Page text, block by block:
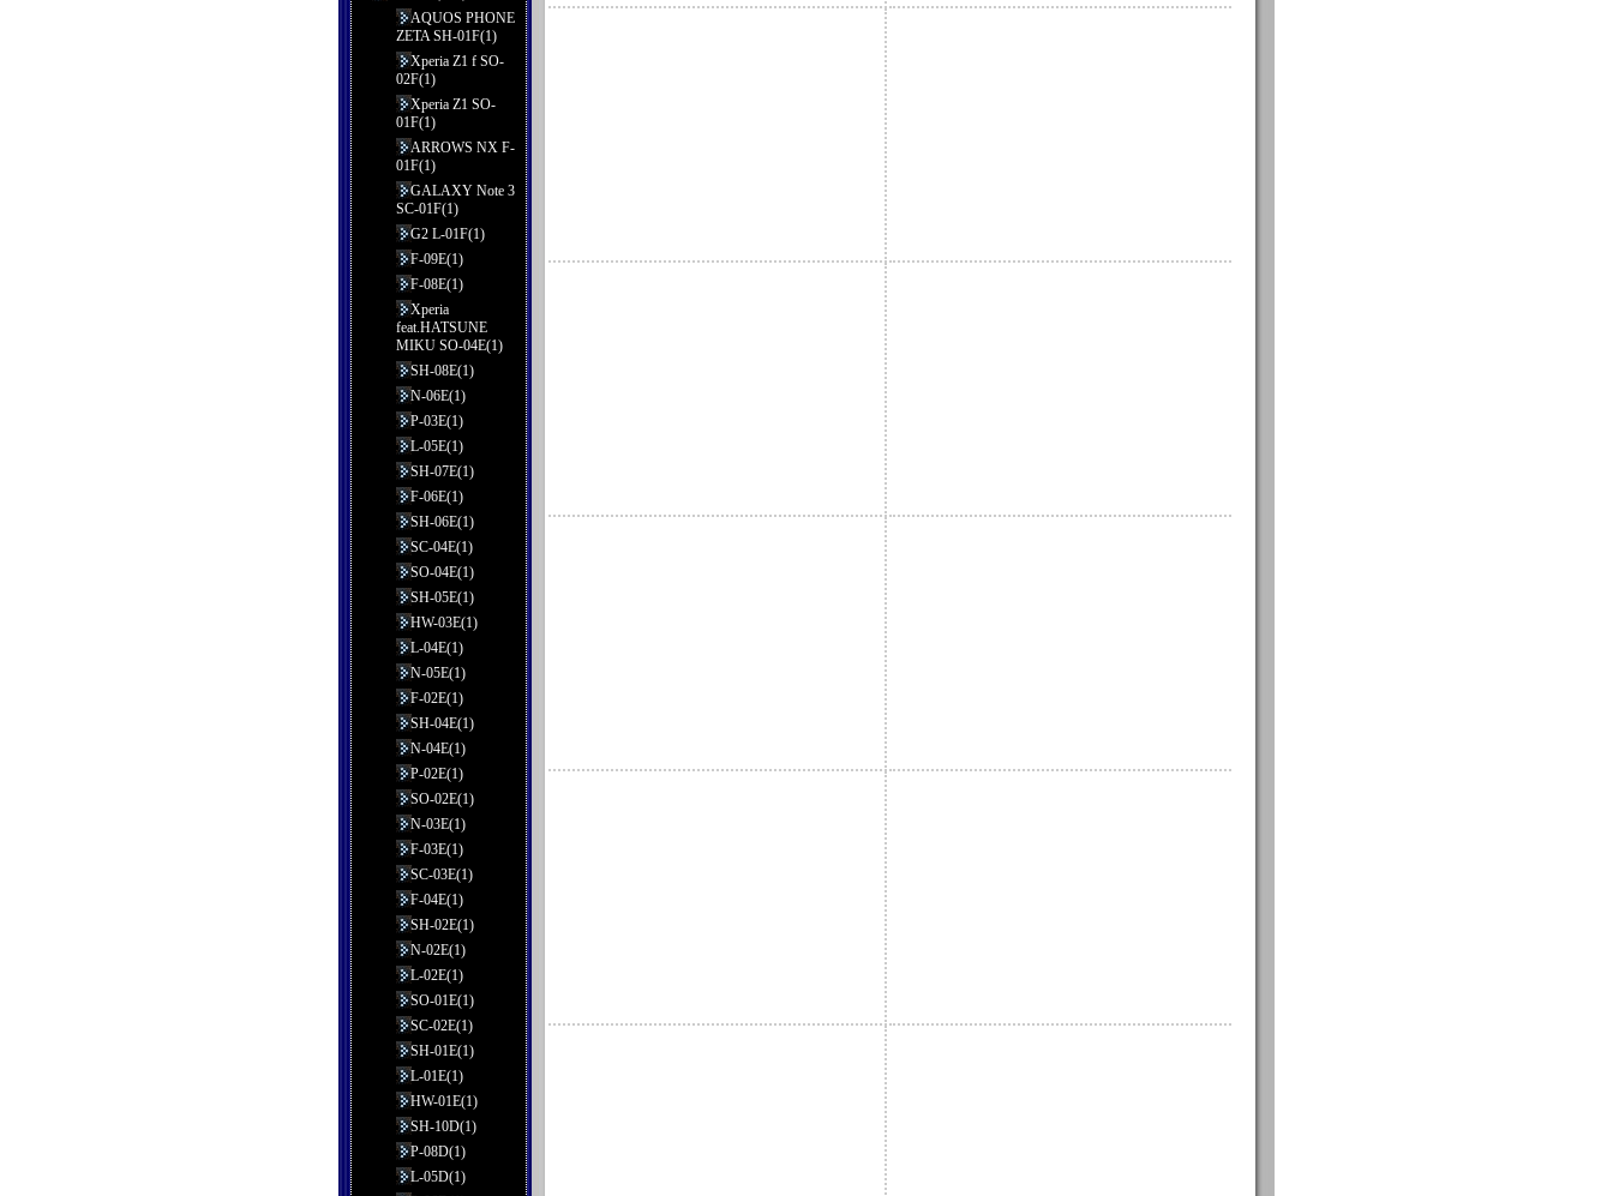
AQUOS PHONE
ZETA SH-01F(1)
Xperia Z1 f SO-
02F(1)
Xperia Z1 SO-
01F(1)
ARROWS NX F-
01F(1)
GALAXY Note 3
SC-01F(1)
G2 L-01F(1)
F-09E(1)
F-08E(1)
Xperia
feat.HATSUNE
MIKU SO-04E(1)
SH-08E(1)
N-06E(1)
P-03E(1)
L-05E(1)
SH-07E(1)
F-06E(1)
SH-06E(1)
SC-04E(1)
SO-04E(1)
SH-05E(1)
HW-03E(1)
L-04E(1)
N-05E(1)
F-02E(1)
SH-04E(1)
N-04E(1)
P-02E(1)
SO-02E(1)
N-03E(1)
F-03E(1)
SC-03E(1)
F-04E(1)
SH-02E(1)
N-02E(1)
L-02E(1)
SO-01E(1)
SC-02E(1)
SH-01E(1)
L-01E(1)
HW-01E(1)
SH-10D(1)
P-08D(1)
L-05D(1)